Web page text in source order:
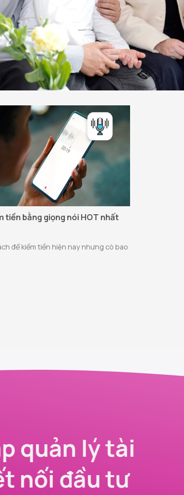
tiền bằng giọng nói HOT nhất
để kiếm tiền hiện nay nhưng có bao
quản lý tài
nối đầu tư